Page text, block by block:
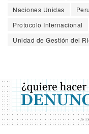
Naciones Unidas
Peru
Protocolo Internacional
Unidad de Gestión del